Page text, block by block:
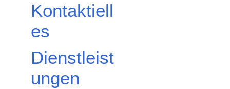
Kontaktiell
es
Dienstleist
ungen